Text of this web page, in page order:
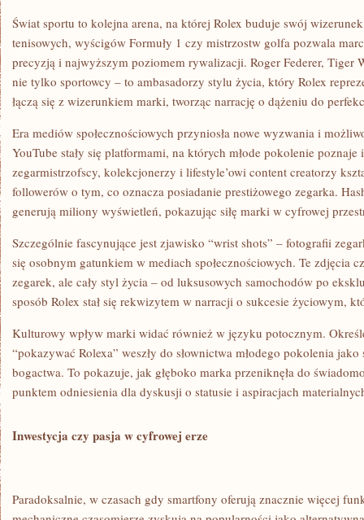
Świat sportu to kolejna arena, na której Rolex buduje swój
tenisowych, wyścigów Formuły 1 czy mistrzostw golfa pozwala
precyzją i najwyższym poziomem rywalizacji. Roger Federer, Tiger
nie tylko sportowcy – to ambasadorzy stylu życia, który Rolex
łączą się z wizerunkiem marki, tworząc narrację o dążeniu do
Era mediów społecznościowych przyniosła nowe wyzwania i
YouTube stały się platformami, na których młode pokolenie
zegarmistrzofscy, kolekcjonerzy i lifestyle’owi content creatorzy
followerów o tym, co oznacza posiadanie prestiżowego zegarka.
generują miliony wyświetleń, pokazując siłę marki w cyfrowej
Szczególnie fascynujące jest zjawisko “wrist shots” – fotografii
się osobnym gatunkiem w mediach społecznościowych. Te zdjęcia
zegarek, ale cały styl życia – od luksusowych samochodów po
sposób Rolex stał się rekwizytem w narracji o sukcesie życiowym,
Kulturowy wpływ marki widać również w języku potocznym.
“pokazywać Rolexa” weszły do słownictwa młodego pokolenia
bogactwa. To pokazuje, jak głęboko marka przeniknęła do
punktem odniesienia dla dyskusji o statusie i aspiracjach
Inwestycja czy pasja w cyfrowej erze
Paradoksalnie, w czasach gdy smartfony oferują znacznie więcej